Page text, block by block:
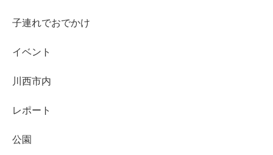
子連れでおでかけ
イベント
川西市内
レポート
公園